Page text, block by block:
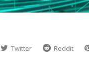
Twitter Reddit